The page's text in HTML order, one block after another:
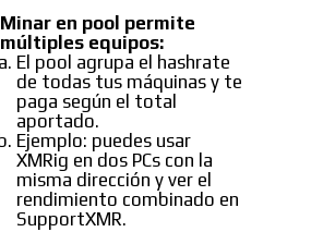
Minar en pool permite
múltiples equipos:
El pool agrupa el hashrate
de todas tus máquinas y te
paga según el total
aportado.
Ejemplo: puedes usar
XMRig en dos PCs con la
misma dirección y ver el
rendimiento combinado en
SupportXMR.